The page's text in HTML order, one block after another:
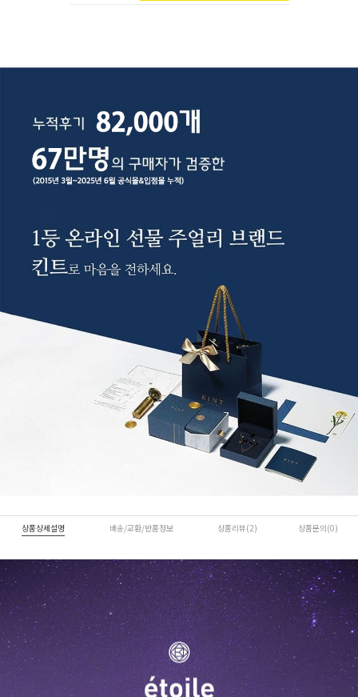
상품상세설명 배송/교환/반품정보 상품리뷰(2) 상품문의(0)